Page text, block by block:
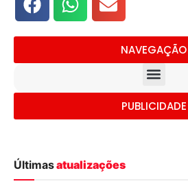
NAVEGAÇÃO
PUBLICIDADE
Últimasatualizações